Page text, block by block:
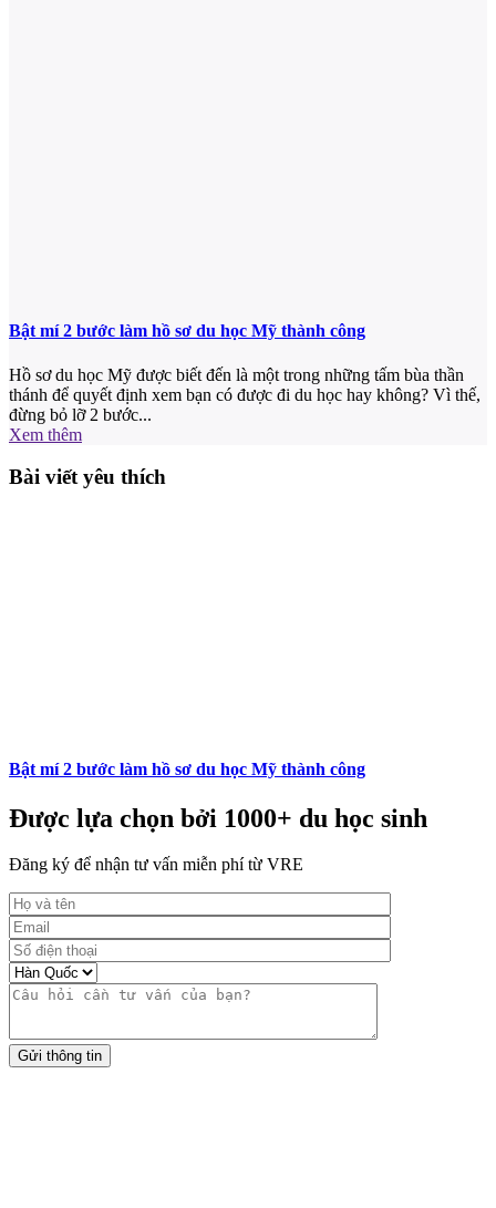
Bật mí 2 bước làm hồ sơ du học Mỹ thành công
Hồ sơ du học Mỹ được biết đến là một trong những tấm bùa thần
thánh để quyết định xem bạn có được đi du học hay không? Vì thế,
đừng bỏ lỡ 2 bước...
Xem thêm
Bài viết yêu thích
Bật mí 2 bước làm hồ sơ du học Mỹ thành công
Được lựa chọn bởi 1000+ du học sinh
Đăng ký để nhận tư vấn miễn phí từ VRE